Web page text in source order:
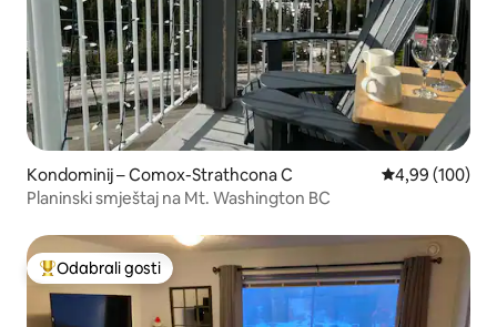
Kondominij – Comox-Strathcona C Prosječna
4,99 (100)
Planinski smještaj na Mt. Washington BC
Među najviše rangiranima s oznakom „Odabrali gosti”
Odabrali gosti